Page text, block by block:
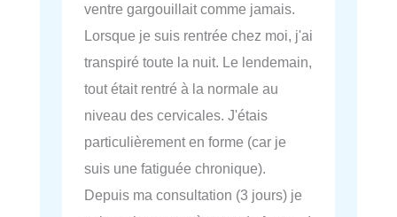
ventre gargouillait comme jamais.
Lorsque je suis rentrée chez moi, j'ai
transpiré toute la nuit. Le lendemain,
tout était rentré à la normale au
niveau des cervicales. J'étais
particulièrement en forme (car je
suis une fatiguée chronique).
Depuis ma consultation (3 jours) je